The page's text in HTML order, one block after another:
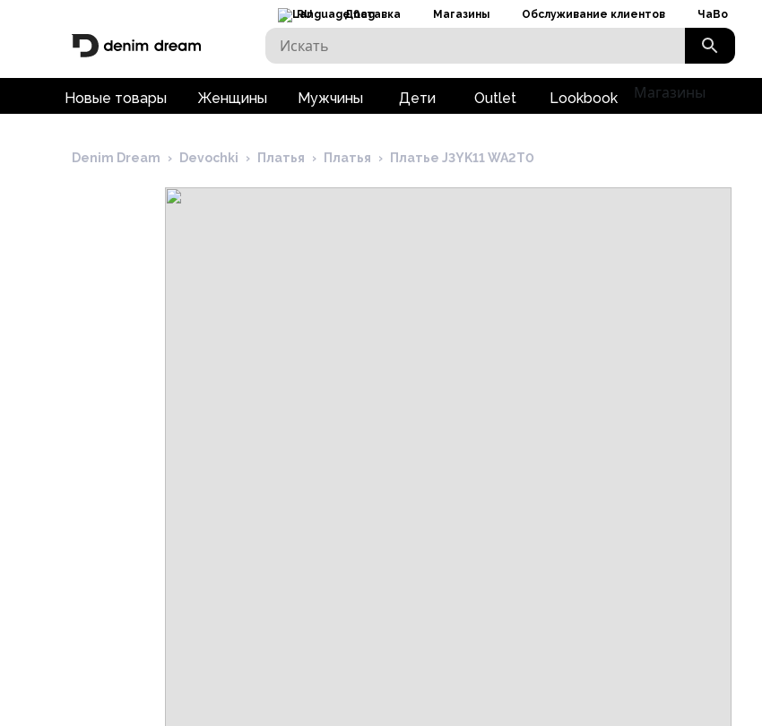
RU Доставка Магазины Обслуживание клиентов ЧаВо
Новые товары Женщины Мужчины Дети Outlet Lookbook Магазины
Denim Dream › Devochki › Платья › Платья › Платье J3YK11 WA2T0